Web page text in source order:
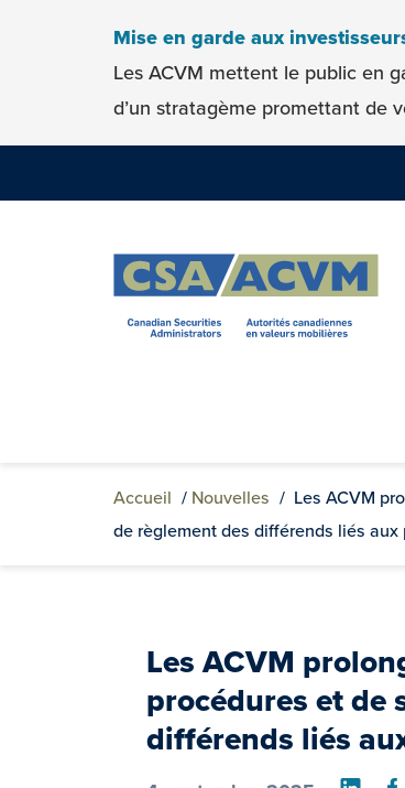
Skip to contentMise en garde aux
Les ACVM mettent le public en
d’un stratagème promettant de
Accueil / Nouvelles / Les ACVM
de règlement des différends liés
Les ACVM
procédures et de
différends liés